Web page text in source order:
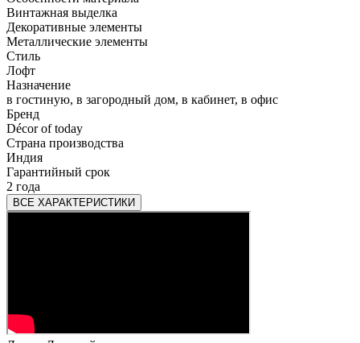
Винтажная выделка
Декоративные элементы
Металлические элементы
Стиль
Лофт
Назначение
в гостиную, в загородный дом, в кабинет, в офис
Бренд
Décor of today
Страна производства
Индия
Гарантийный срок
2 года
ВСЕ ХАРАКТЕРИСТИКИ